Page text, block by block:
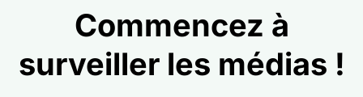
Commencez à
surveiller les médias !